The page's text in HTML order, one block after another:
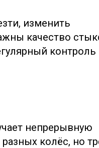
изменить
качество
контроль
непрерывную
колёс, но